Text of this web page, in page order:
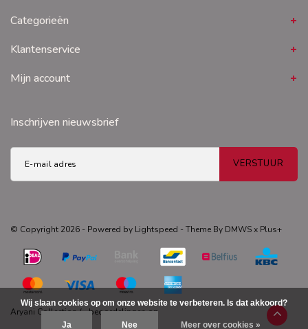
Categorieën
Klantenservice
Mijn account
Inschrijven nieuwsbrief
VERSTUUR
© Copyright 2026 - Powered by Lightspeed - Theme By DMWSx Plus+
Aryani Collection/-beoordelingen op
Wij slaan cookies op om onze website te verbeteren. Is dat akkoord?
Ja Nee Meer over cookies »